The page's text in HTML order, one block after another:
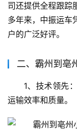
司还提供全程跟踪
多年来，中振运车
户的广泛好评。
二、霸州到亳
1、技术领先
运输效率和质量。